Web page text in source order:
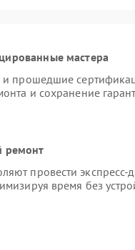
мастера
и прошедшие
и сохранение
ремонт
провести экспресс-
время без